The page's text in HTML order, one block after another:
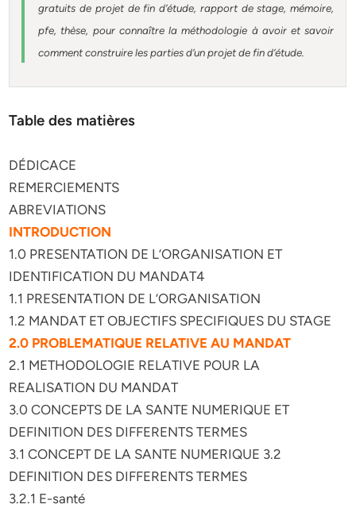
gratuits de projet de fin d’étude, rapport de stage, mémoire,
pfe, thèse, pour connaître la méthodologie à avoir et savoir
comment construire les parties d’un projet de fin d’étude
Table des matières
DÉDICACE
REMERCIEMENTS
ABREVIATIONS
INTRODUCTION
1.0 PRESENTATION DE L’ORGANISATION ET
IDENTIFICATION DU MANDAT4
1.1 PRESENTATION DE L’ORGANISATION
1.2 MANDAT ET OBJECTIFS SPECIFIQUES DU STAGE
2.0 PROBLEMATIQUE RELATIVE AU MANDAT
2.1 METHODOLOGIE RELATIVE POUR LA
REALISATION DU MANDAT
3.0 CONCEPTS DE LA SANTE NUMERIQUE ET
DEFINITION DES DIFFERENTS TERMES
3.1 CONCEPT DE LA SANTE NUMERIQUE 3.2
DEFINITION DES DIFFERENTS TERMES
3.2.1 E-santé